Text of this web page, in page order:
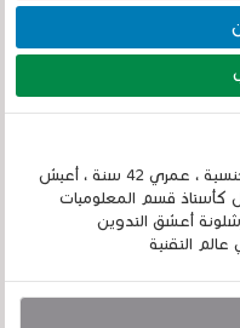
إسمي الكامل الحسين مزواد ، مغربي الجنسية ، عمري 42 سنة ، أعيش
كأستاذ قسم المعلوميات
أعشق التدوين
التقنية